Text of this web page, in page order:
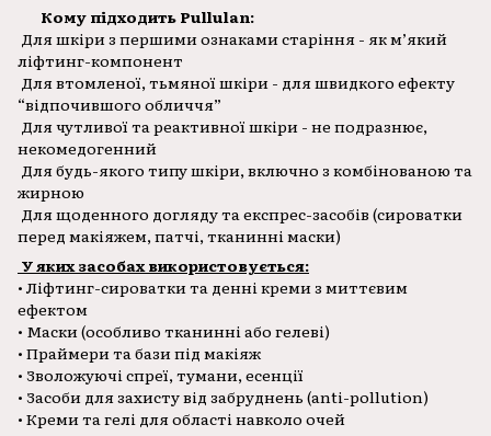
Кому підходить Pullulan:
Для шкіри з першими ознаками старіння - як м’який
ліфтинг-компонент
Для втомленої, тьмяної шкіри - для швидкого ефекту
“відпочившого обличчя”
Для чутливої та реактивної шкіри - не подразнює,
некомедогенний
Для будь-якого типу шкіри, включно з комбінованою та
жирною
Для щоденного догляду та експрес-засобів (сироватки
перед макіяжем, патчі, тканинні маски)
У яких засобах використовується:
• Ліфтинг-сироватки та денні креми з миттєвим
ефектом
• Маски (особливо тканинні або гелеві)
• Праймери та бази під макіяж
• Зволожуючі спреї, тумани, есенції
• Засоби для захисту від забруднень (anti-pollution)
• Креми та гелі для області навколо очей